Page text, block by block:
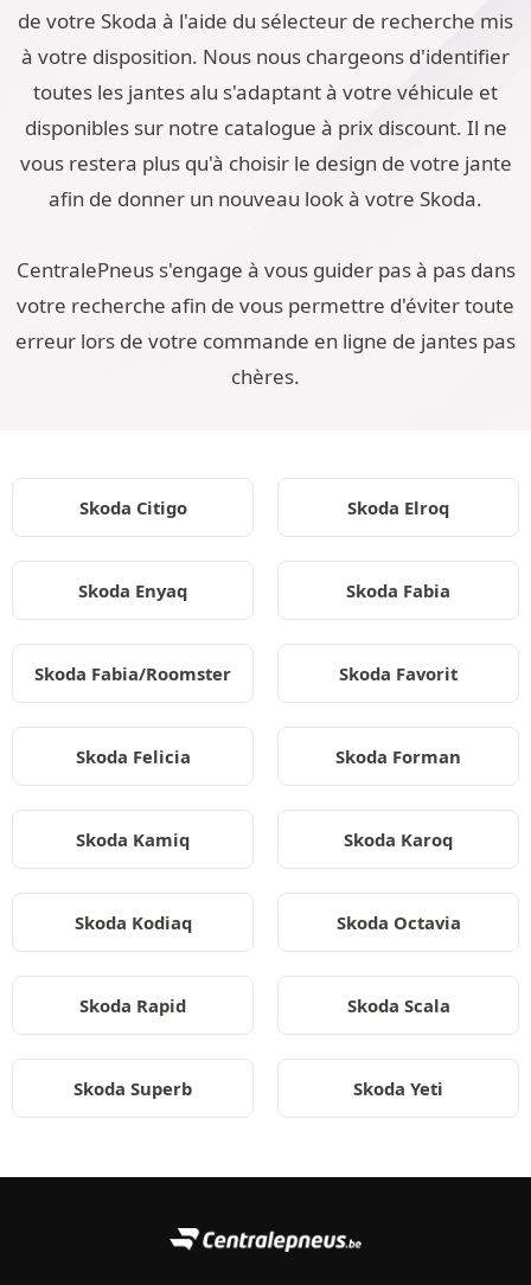
de votre Skoda à l'aide du sélecteur de recherche mis
à votre disposition. Nous nous chargeons d'identifier
toutes les jantes alu s'adaptant à votre véhicule et
disponibles sur notre catalogue à prix discount. Il ne
vous restera plus qu'à choisir le design de votre jante
afin de donner un nouveau look à votre Skoda.
CentralePneus s'engage à vous guider pas à pas dans
votre recherche afin de vous permettre d'éviter toute
erreur lors de votre commande en ligne de jantes pas
chères.
Skoda Citigo Skoda Elroq
Skoda Enyaq Skoda Fabia
Skoda Fabia/Roomster Skoda Favorit
Skoda Felicia Skoda Forman
Skoda Kamiq Skoda Karoq
Skoda Kodiaq Skoda Octavia
Skoda Rapid Skoda Scala
Skoda Superb Skoda Yeti